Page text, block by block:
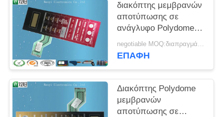
διακόπτης μεμβρανών
αποτύπωσης σε
ανάγλυφο Polydome
πισσών 2.54mm ZIF
Wirelead Nikto
negotiable MOQ:διαπραγμάτευση
ΕΠΑΦΉ
Διακόπτης Polydome
μεμβρανών
αποτύπωσης σε